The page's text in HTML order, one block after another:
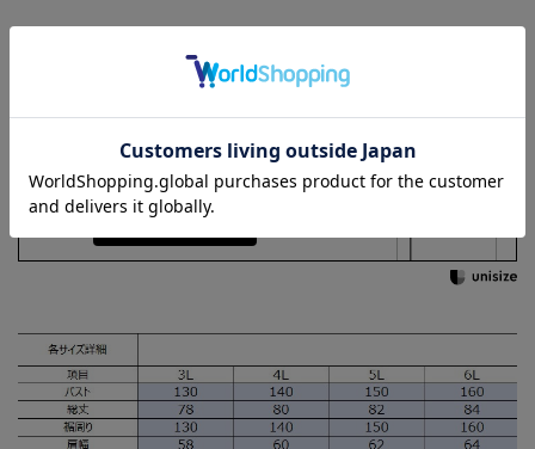
3L 4L 5L
Check the recommended size
Try this item on